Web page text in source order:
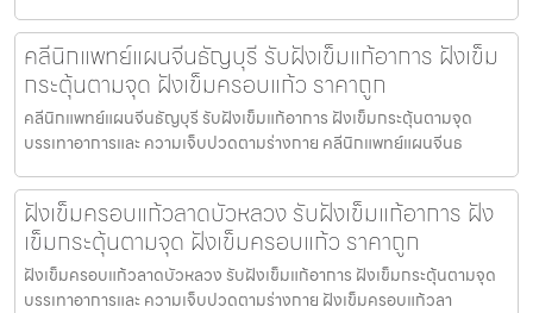
คลีนิกแพทย์แผนจีนธัญบุรี รับฝังเข็มแก้อาการ ฝังเข็ม
กระตุ้นตามจุด ฝังเข็มครอบแก้ว ราคาถูก
คลีนิกแพทย์แผนจีนธัญบุรี รับฝังเข็มแก้อาการ ฝังเข็มกระตุ้นตามจุด
บรรเทาอาการและ ความเจ็บปวดตามร่างกาย คลีนิกแพทย์แผนจีนธ
ฝังเข็มครอบแก้วลาดบัวหลวง รับฝังเข็มแก้อาการ ฝัง
เข็มกระตุ้นตามจุด ฝังเข็มครอบแก้ว ราคาถูก
ฝังเข็มครอบแก้วลาดบัวหลวง รับฝังเข็มแก้อาการ ฝังเข็มกระตุ้นตามจุด
บรรเทาอาการและ ความเจ็บปวดตามร่างกาย ฝังเข็มครอบแก้วลา